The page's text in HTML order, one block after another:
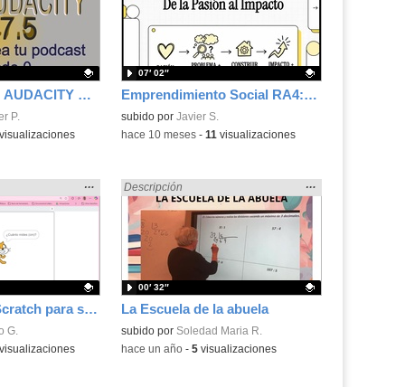
PODCAST CON AUDACITY PASO 1 DE 4
P.
Emprendimiento Social RA4: De_la_Pasión_a_la_Realidad: testeando y construyendo
búsqueda
Contenido educativo.
subido por Javier S.
07′ 02″
-hace 10 meses- 11 visualizaciones
Programa con Scratch para saber el Índice de Masa Corporal, preguntando altura y peso.
en:
Mostrar
la
ubicación
búsqueda
…
G.
La Escuela de la abuela
Encontrado «dividir» en:
Descripción
Mostrar
la
ubicación
de la
búsqueda
…
Contenido educativo.
subido por Soledad Maria R.
00′ 32″
-hace un año- 5visualizaciones